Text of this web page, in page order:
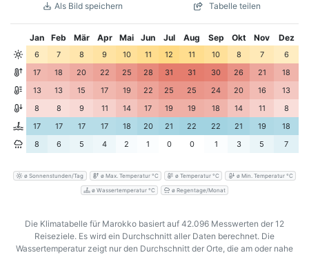
Als Bild speichern Tabelle teilen
Jan Feb Mär Apr Mai Jun Jul Aug Sep Okt Nov Dez
6 7 8 9 10 11 12 11 10 8 7
6
17
18 20 22 25 28 31 31 30 26 21
18
13
13 15 17 19 22 25 25 24 20 16
13
8
8 9 11 14 17 19 19 18 14 11
8
17
17 17 17 18 20 21 22 22 21 19
18
8
6 5 4 2 1 0 0 1 3 5 7
ø Sonnenstunden/Tag ø Max. Temperatur °C ø Temperatur °C ø Min. Temperatur °C
ø Wassertemperatur °C ø Regentage/Monat
Die Klimatabelle für Marokko basiert auf 42.096 Messwerten der 12
Reiseziele. Es wird ein Durchschnitt aller Daten berechnet. Die
Wassertemperatur zeigt nur den Durchschnitt der Orte, die am oder nahe